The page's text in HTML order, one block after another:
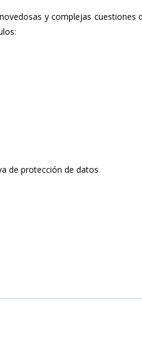
y complejas cuestiones
de protección de datos